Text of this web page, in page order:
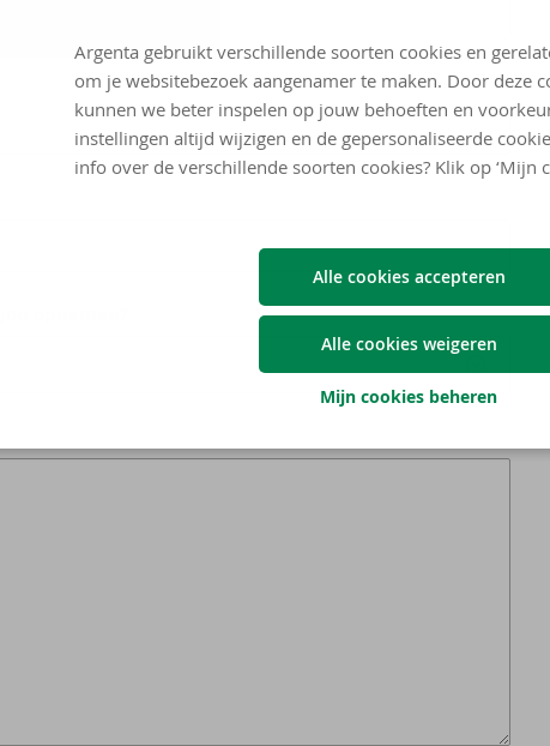
Argenta gebruikt verschillende soorten cookies en
om je websitebezoek aangenamer te maken. Door deze
kunnen we beter inspelen op jouw behoeften en
instellingen altijd wijzigen en de gepersonaliseerde
info over de verschillende soorten cookies? Klik op ‘Mijn
Alle cookies accepteren
Alle cookies weigeren
Mijn cookies beheren
opnemen?